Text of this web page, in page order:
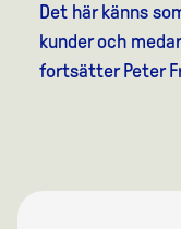
Det här känns
kunder och
fortsätter Peter